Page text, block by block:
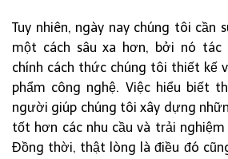
Tuy nhiên, ngày nay chúng tôi cần
một cách sâu xa hơn, bởi nó tác
chính cách thức chúng tôi thiết kế
phẩm công nghệ. Việc hiểu biết
người giúp chúng tôi xây dựng
tốt hơn các nhu cầu và trải
Đồng thời, thật lòng là điều đó